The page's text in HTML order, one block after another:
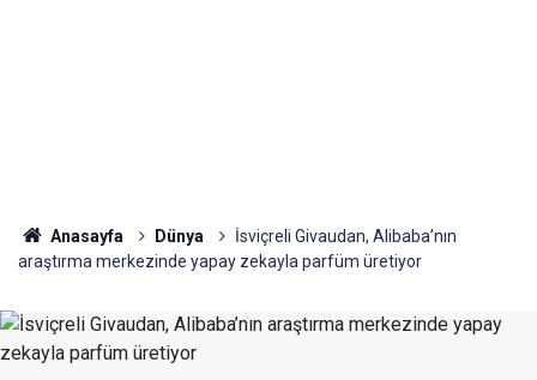
Anasayfa Dünya
İsviçreli Givaudan, Alibaba’nın
araştırma merkezinde yapay zekayla parfüm üretiyor